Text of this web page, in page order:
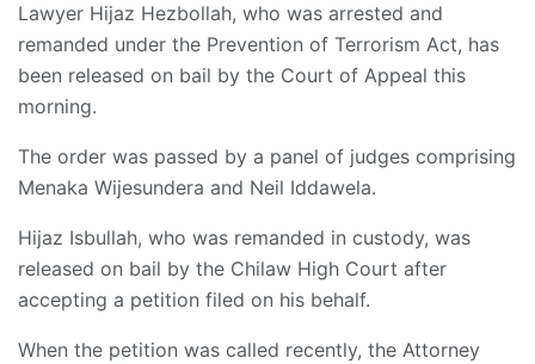
Lawyer Hijaz Hezbollah, who was arrested and
remanded under the Prevention of Terrorism Act, has
been released on bail by the Court of Appeal this
morning.
The order was passed by a panel of judges comprising
Menaka Wijesundera and Neil Iddawela.
Hijaz Isbullah, who was remanded in custody, was
released on bail by the Chilaw High Court after
accepting a petition filed on his behalf.
When the petition was called recently, the Attorney